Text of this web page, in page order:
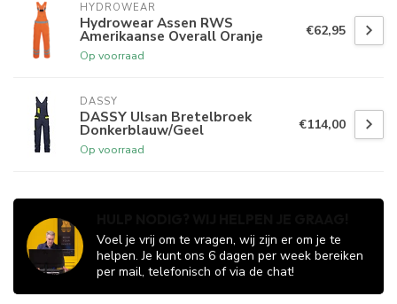
HYDROWEAR
Hydrowear Assen RWS
Amerikaanse Overall Oranje
Op voorraad
€62,95
DASSY
DASSY Ulsan Bretelbroek
Donkerblauw/Geel
Op voorraad
€114,00
Voel je vrij om te vragen, wij zijn er om je te
helpen. Je kunt ons 6 dagen per week bereiken
per mail, telefonisch of via de chat!